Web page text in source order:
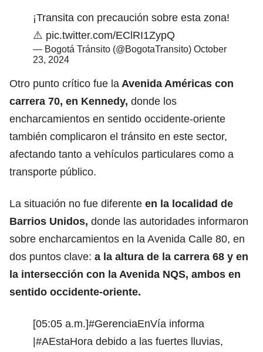
¡Transita con precaución sobre esta zona!
⚠️ pic.twitter.com/EClRI1ZypQ
— Bogotá Tránsito (@BogotaTransito) October
23, 2024
Otro punto crítico fue la Avenida Américas con
carrera 70, en Kennedy, donde los
encharcamientos en sentido occidente-oriente
también complicaron el tránsito en este sector,
afectando tanto a vehículos particulares como a
transporte público.
La situación no fue diferente en la localidad de
Barrios Unidos, donde las autoridades informaron
sobre encharcamientos en la Avenida Calle 80, en
dos puntos clave: a la altura de la carrera 68 y en
la intersección con la Avenida NQS, ambos en
sentido occidente-oriente.
[05:05 a.m.]#GerenciaEnVía informa
|#AEstaHora debido a las fuertes lluvias,